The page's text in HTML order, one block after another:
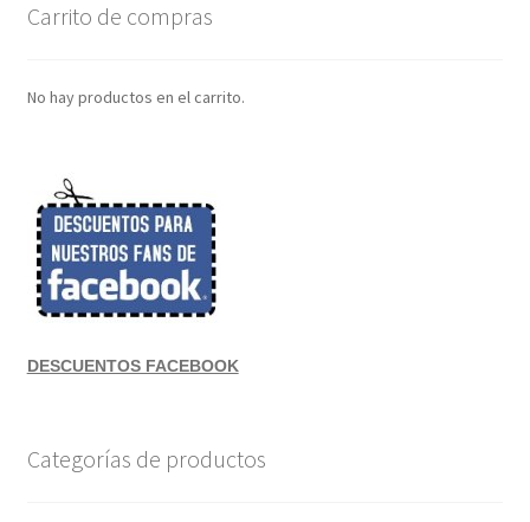
Carrito de compras
No hay productos en el carrito.
DESCUENTOS FACEBOOK
Categorías de productos